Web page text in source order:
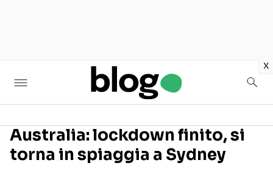
x
Seguici sui social
Australia: lockdown finito, si
torna in spiaggia a Sydney